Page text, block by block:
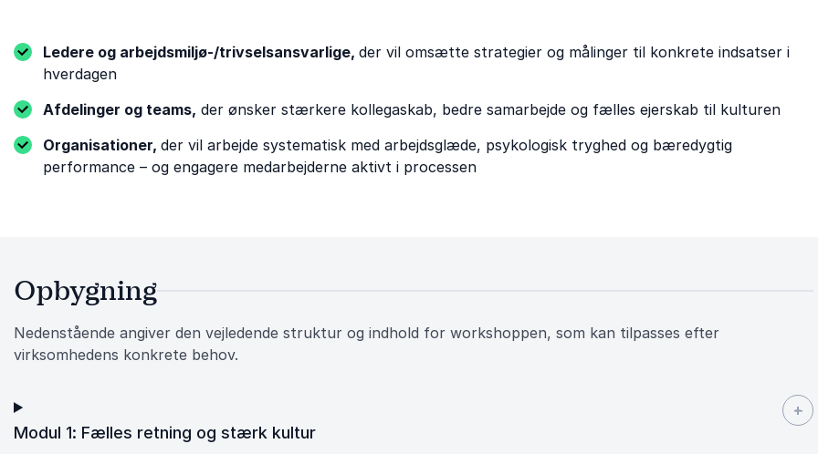
Ledere og arbejdsmiljø-/trivselsansvarlige, der vil omsætte strategier og målinger til konkrete indsatser i
hverdagen
Afdelinger og teams, der ønsker stærkere kollegaskab, bedre samarbejde og fælles ejerskab til kulturen
Organisationer, der vil arbejde systematisk med arbejdsglæde, psykologisk tryghed og bæredygtig
performance – og engagere medarbejderne aktivt i processen
Opbygning
Nedenstående angiver den vejledende struktur og indhold for workshoppen, som kan tilpasses efter
virksomhedens konkrete behov.
Modul 1: Fælles retning og stærk kultur
+
-